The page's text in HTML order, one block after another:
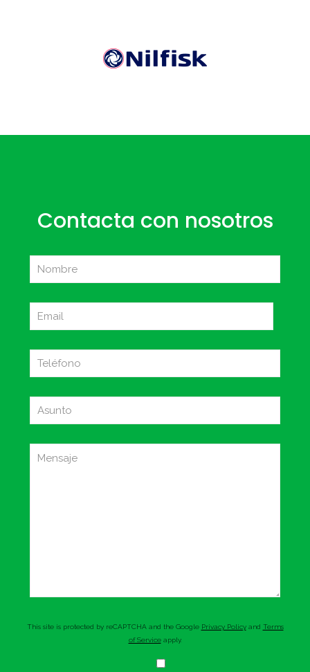
Contacta con nosotros
This site is protected by reCAPTCHA and the Google Privacy Policyand Terms
of Serviceapply.